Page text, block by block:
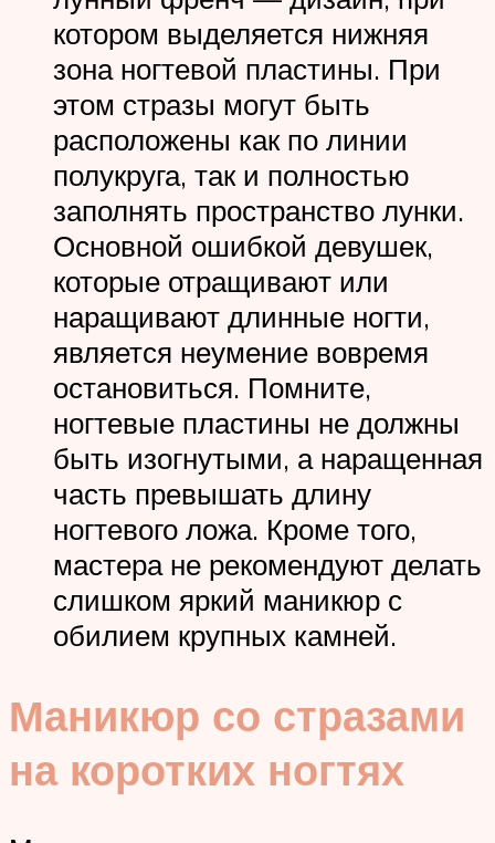
котором выделяется нижняя
зона ногтевой пластины. При
этом стразы могут быть
расположены как по линии
полукруга, так и полностью
заполнять пространство лунки.
Основной ошибкой девушек,
которые отращивают или
наращивают длинные ногти,
является неумение вовремя
остановиться. Помните,
ногтевые пластины не должны
быть изогнутыми, а наращенная
часть превышать длину
ногтевого ложа. Кроме того,
мастера не рекомендуют делать
слишком яркий маникюр с
обилием крупных камней.
Маникюр со стразами
на коротких ногтях